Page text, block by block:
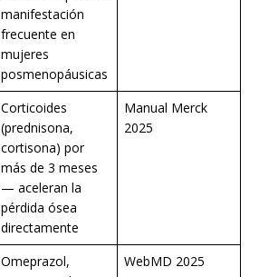
manifestación
frecuente en
mujeres
posmenopáusicas
Corticoides
(prednisona,
cortisona) por
más de 3 meses
— aceleran la
pérdida ósea
directamente
Manual Merck
2025
Omeprazol,
WebMD 2025